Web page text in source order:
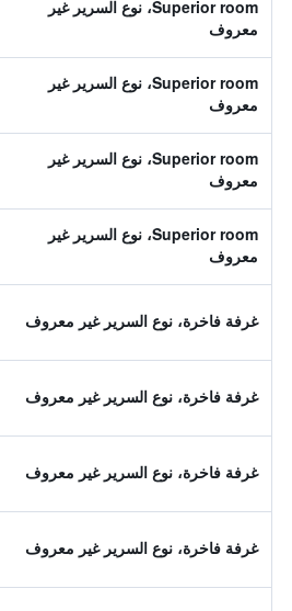
Superior room، نوع السرير غير
معروف
Superior room، نوع السرير غير
معروف
Superior room، نوع السرير غير
معروف
Superior room، نوع السرير غير
معروف
غرفة فاخرة، نوع السرير غير معروف
غرفة فاخرة، نوع السرير غير معروف
غرفة فاخرة، نوع السرير غير معروف
غرفة فاخرة، نوع السرير غير معروف